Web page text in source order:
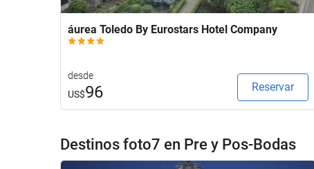
áurea Toledo By Eurostars Hotel Company
desde
US$96 Reservar
Destinos foto7 en Pre y Pos-Bodas